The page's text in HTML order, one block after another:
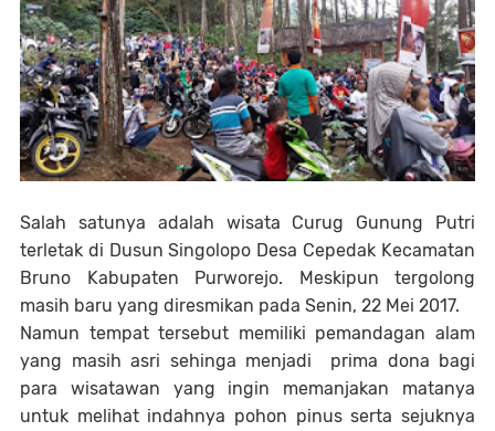
Salah satunya adalah wisata Curug Gunung Putri
terletak di Dusun Singolopo Desa Cepedak Kecamatan
Bruno Kabupaten Purworejo. Meskipun tergolong
masih baru yang diresmikan pada Senin, 22 Mei 2017.
Namun tempat tersebut memiliki pemandagan alam
yang masih asri sehinga menjadi prima dona bagi
para wisatawan yang ingin memanjakan matanya
untuk melihat indahnya pohon pinus serta sejuknya